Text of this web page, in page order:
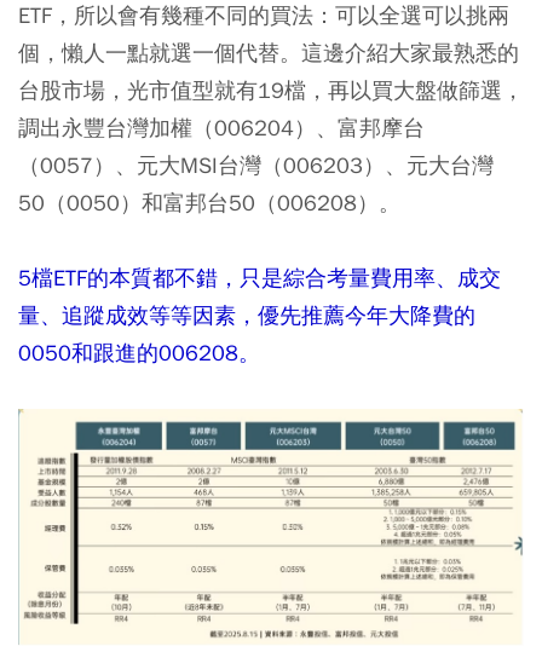
ETF，所以會有幾種不同的買法：可以全選可以挑兩
個，懶人一點就選一個代替。這邊介紹大家最熟悉的
台股市場，光市值型就有19檔，再以買大盤做篩選，
調出永豐台灣加權（006204）、富邦摩台
（0057）、元大MSI台灣（006203）、元大台灣
50（0050）和富邦台50（006208）。
5檔ETF的本質都不錯，只是綜合考量費用率、成交
量、追蹤成效等等因素，優先推薦今年大降費的
0050和跟進的006208。